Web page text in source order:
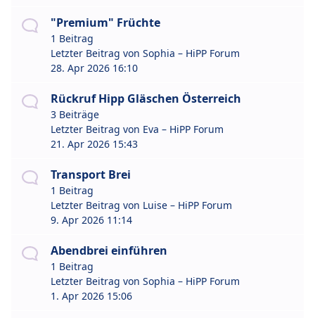
"Premium" Früchte
1 Beitrag
Letzter Beitrag von Sophia – HiPP Forum
28. Apr 2026 16:10
Rückruf Hipp Gläschen Österreich
3 Beiträge
Letzter Beitrag von Eva – HiPP Forum
21. Apr 2026 15:43
Transport Brei
1 Beitrag
Letzter Beitrag von Luise – HiPP Forum
9. Apr 2026 11:14
Abendbrei einführen
1 Beitrag
Letzter Beitrag von Sophia – HiPP Forum
1. Apr 2026 15:06